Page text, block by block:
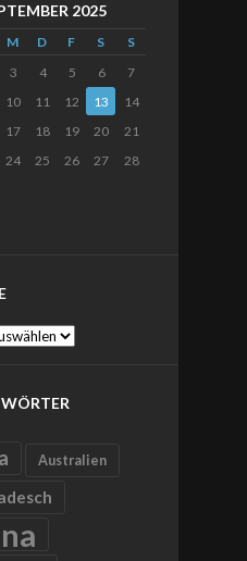
2025
M D F S
S
3 4 5 6
7
10 11 12 13
14
17 18 19 20
21
24 25 26 27
28
Australien